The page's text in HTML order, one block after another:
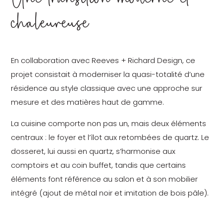
chaleureuse
En collaboration avec Reeves + Richard Design, ce
projet consistait à moderniser la quasi-totalité d’une
résidence au style classique avec une approche sur
mesure et des matières haut de gamme.
La cuisine comporte non pas un, mais deux éléments
centraux : le foyer et l’îlot aux retombées de quartz. Le
dosseret, lui aussi en quartz, s’harmonise aux
comptoirs et au coin buffet, tandis que certains
éléments font référence au salon et à son mobilier
intégré (ajout de métal noir et imitation de bois pâle).